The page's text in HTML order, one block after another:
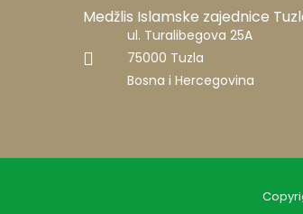
Medžlis Islamske zajednice
ul. Turalibegova 25A
75000 Tuzla
Bosna i Hercegovina